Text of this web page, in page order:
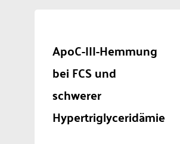
ApoC-III-Hemmung
bei FCS und
schwerer
Hypertriglyceridämie